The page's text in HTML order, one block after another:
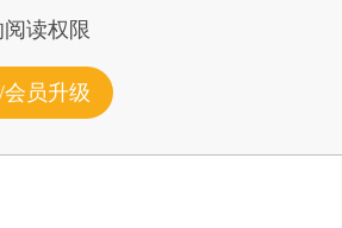
读权限
员升级